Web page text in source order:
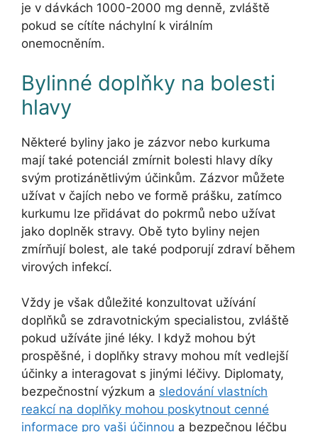
je v dávkách 1000-2000 mg denně, zvláště
pokud se cítíte náchylní k virálním
onemocněním.
Bylinné doplňky na bolesti
hlavy
Některé byliny jako je zázvor nebo kurkuma
mají také potenciál zmírnit bolesti hlavy díky
svým protizánětlivým účinkům. Zázvor můžete
užívat v čajích nebo ve formě prášku, zatímco
kurkumu lze přidávat do pokrmů nebo užívat
jako doplněk stravy. Obě tyto byliny nejen
zmírňují bolest, ale také podporují zdraví během
virových infekcí.
Vždy je však důležité konzultovat užívání
doplňků se zdravotnickým specialistou, zvláště
pokud užíváte jiné léky. I když mohou být
prospěšné, i doplňky stravy mohou mít vedlejší
účinky a interagovat s jinými léčivy. Diplomaty,
bezpečnostní výzkum a sledování vlastních
reakcí na doplňky mohou poskytnout cenné
informace pro vaši účinnou a bezpečnou léčbu